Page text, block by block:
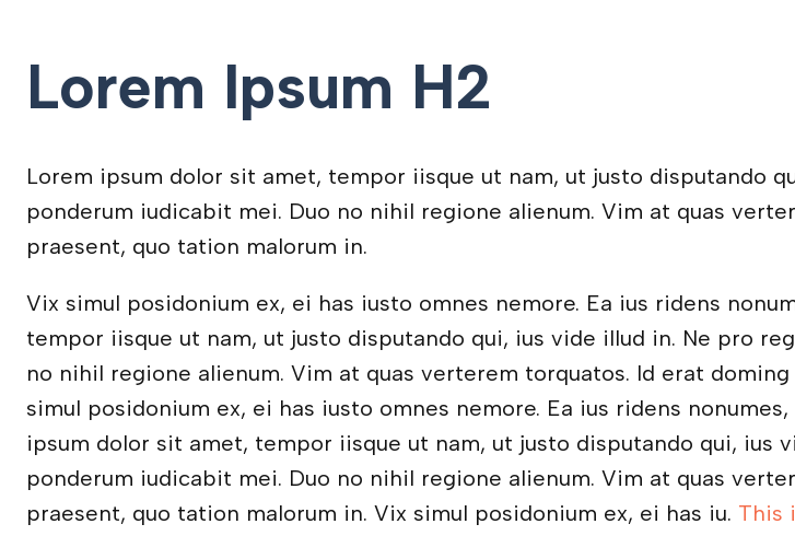
Lorem Ipsum H2
Lorem ipsum dolor sit amet, tempor iisque ut nam, ut justo disputando
ponderum iudicabit mei. Duo no nihil regione alienum. Vim at quas
praesent, quo tation malorum in.
Vix simul posidonium ex, ei has iusto omnes nemore. Ea ius ridens
tempor iisque ut nam, ut justo disputando qui, ius vide illud in. Ne pro
no nihil regione alienum. Vim at quas verterem torquatos. Id erat
simul posidonium ex, ei has iusto omnes nemore. Ea ius ridens
ipsum dolor sit amet, tempor iisque ut nam, ut justo disputando qui, ius
ponderum iudicabit mei. Duo no nihil regione alienum. Vim at quas
praesent, quo tation malorum in. Vix simul posidonium ex, ei has iu. This